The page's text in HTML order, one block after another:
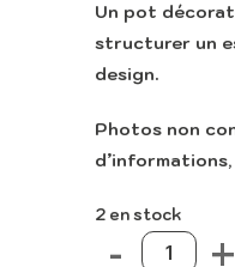
Un pot
structurer un
design.
Photos non
2 en stock